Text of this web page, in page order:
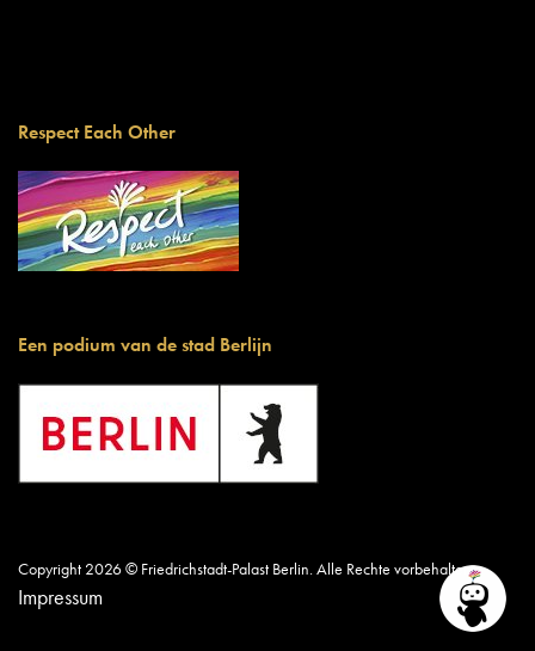
Respect Each Other
Een podium van de stad Berlijn
Copyright 2026 © Friedrichstadt-Palast Berlin. Alle Rechte vorbehalten.
Impressum